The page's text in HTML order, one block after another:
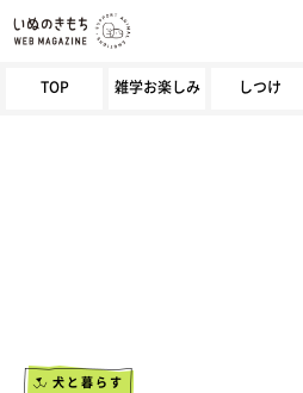
TOP 雑学お楽しみ しつけ
犬と暮らす